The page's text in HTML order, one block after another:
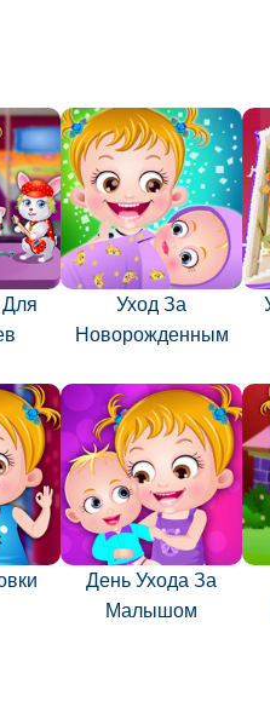
Для
Уход За
Новорожденным
День Ухода За
Малышом